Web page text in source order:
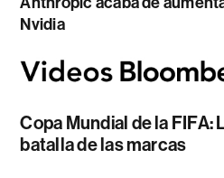
Nvidia
Copa Mundial de la FIFA:
batalla de las marcas